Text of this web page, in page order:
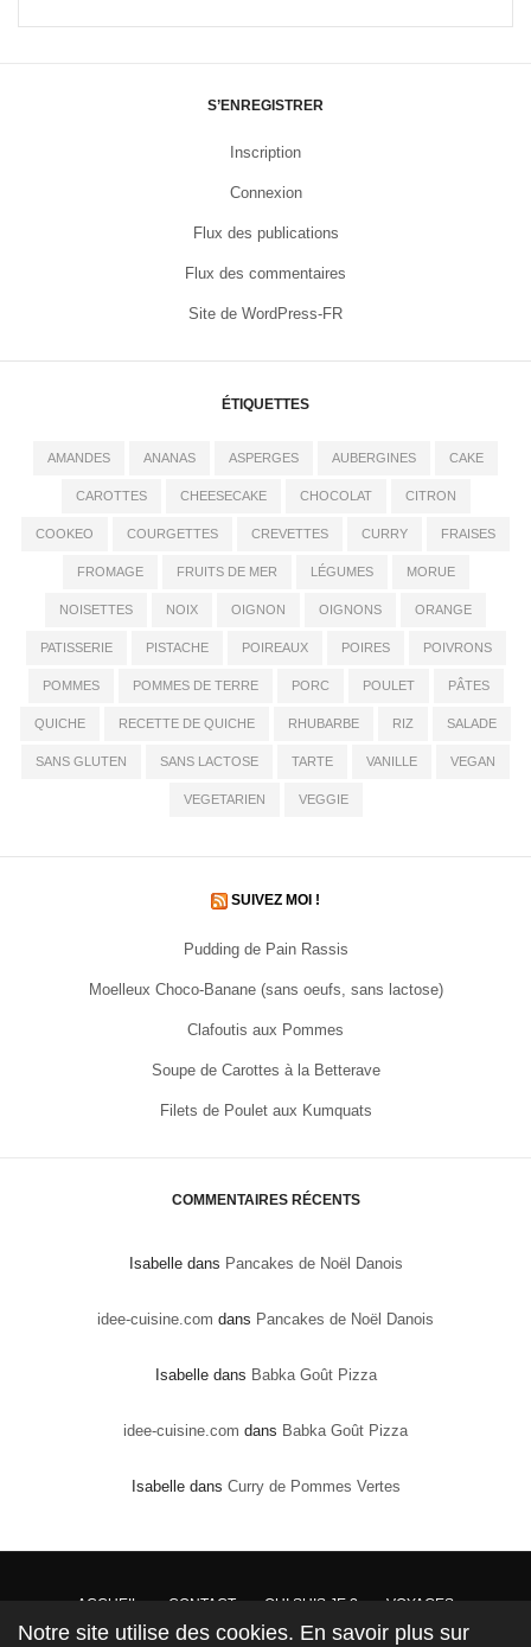
S’ENREGISTRER
Inscription
Connexion
Flux des publications
Flux des commentaires
Site de WordPress-FR
ÉTIQUETTES
AMANDES ANANAS ASPERGES AUBERGINES CAKE
CAROTTES CHEESECAKE CHOCOLAT CITRON
COOKEO COURGETTES CREVETTES CURRY FRAISES
FROMAGE FRUITS DE MER LÉGUMES MORUE
NOISETTES NOIX OIGNON OIGNONS ORANGE
PATISSERIE PISTACHE POIREAUX POIRES POIVRONS
POMMES POMMES DE TERRE PORC POULET PÂTES
QUICHE RECETTE DE QUICHE RHUBARBE RIZ SALADE
SANS GLUTEN SANS LACTOSE TARTE VANILLE VEGAN
VEGETARIEN VEGGIE
SUIVEZ MOI !
Pudding de Pain Rassis
Moelleux Choco-Banane (sans oeufs, sans lactose)
Clafoutis aux Pommes
Soupe de Carottes à la Betterave
Filets de Poulet aux Kumquats
COMMENTAIRES RÉCENTS
Isabelledans Pancakes de Noël Danois
idee-cuisine.com dans Pancakes de Noël Danois
Isabelledans Babka Goût Pizza
idee-cuisine.com dans Babka Goût Pizza
Isabelledans Curry de Pommes Vertes
ACCUEIL CONTACT QUI SUIS JE ? VOYAGES
DROITS DE PROPRIÉTÉ : Conformément à la loi, les textes, recettes et photos sont la
Notre site utilise des cookies. En savoir plus sur